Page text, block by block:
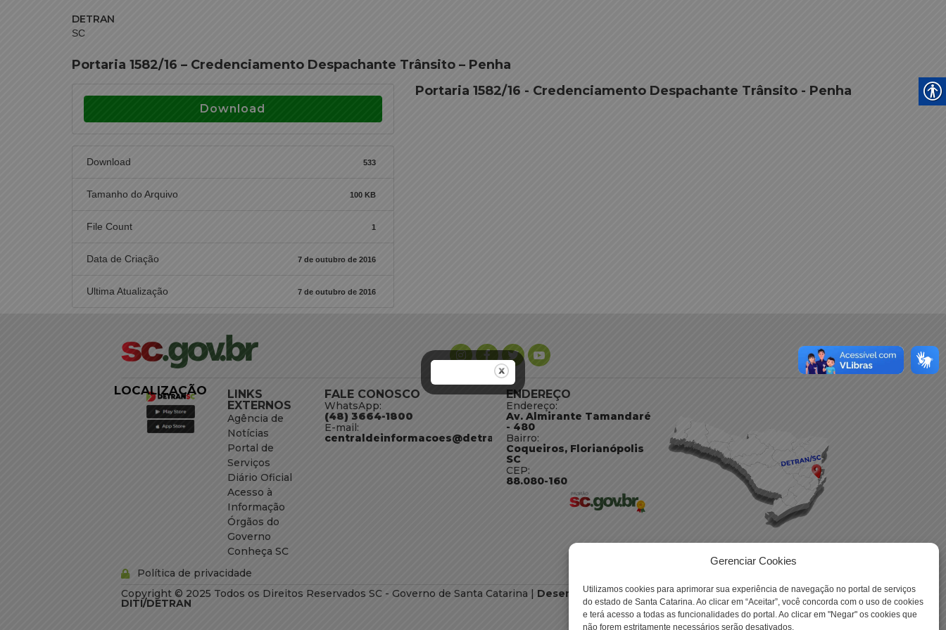
Gerenciar Cookies
Utilizamos cookies para aprimorar sua experiência de navegação no portal de serviços
do estado de Santa Catarina. Ao clicar em “Aceitar”, você concorda com o uso de cookies
e terá acesso a todas as funcionalidades do portal. Ao clicar em "Negar" os cookies que
não forem estritamente necessários serão desativados.
DETRAN
SC
Portaria 1582/16 – Credenciamento Despachante Trânsito – Penha
Download
Download 533
Tamanho do Arquivo 100 KB
File Count 1
Data de Criação 7 de outubro de 2016
Ultima Atualização 7 de outubro de 2016
Portaria 1582/16 - Credenciamento Despachante Trânsito - Penha
LINKS
EXTERNOS
Agência de
Notícias
Portal de
Serviços
Diário Oficial
Acesso à
Informação
Órgãos do
Governo
Conheça SC
FALE CONOSCO
WhatsApp:
(48) 3664-1800
E-mail:
centraldeinformacoes@detran.sc.gov.br
ENDEREÇO
Endereço:
Av. Almirante Tamandaré
- 480
Bairro:
Coqueiros, Florianópolis
SC
CEP:
88.080-160
Política de privacidade
LOCALIZAÇÃO
Copyright © 2025 Todos os Direitos Reservados SC - Governo de Santa Catarina | Desenvolvimento -
DITI/DETRAN